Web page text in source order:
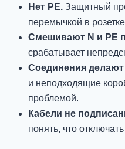
Нет PE. Защитный
перемычкой в
Смешивают N и PE
срабатывает
Соединения делают
и неподходящие
проблемой.
Кабели не
понять, что